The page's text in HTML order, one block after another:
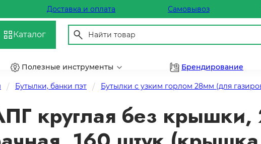
Доставка и оплата Самовывоз
Каталог
Полезные инструменты Брендирование
Бутылки, банки пэт Бутылки с узким горлом 28мм (для
круглая без